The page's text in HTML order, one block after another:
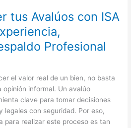
tus Avalúos con ISA
Profesional
el valor real de un bien, no basta
informal. Un avalúo
clave para tomar decisiones
legales con seguridad. Por eso,
para realizar este proceso es tan